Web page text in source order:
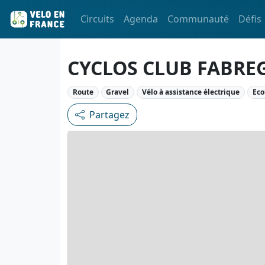
Circuits Agenda Communauté Défis
CYCLOS CLUB
Route Gravel Vélo à assistance électrique
Partagez